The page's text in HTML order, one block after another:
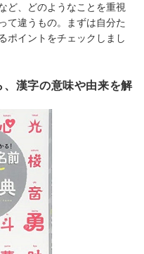
ど、どのようなことを重視
て違うもの。まずは自分た
ポイントをチェックしまし
漢字の意味や由来を解